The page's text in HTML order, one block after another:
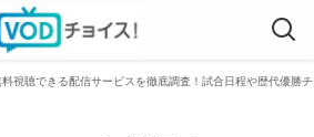
視聴できる配信サービスを徹底調査！試合日程や歴代優勝